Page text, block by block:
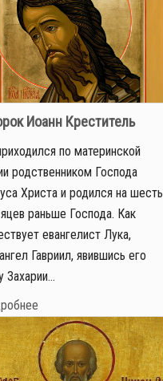
Иоанн Креститель
по материнской
родственником Господа
Христа и родился на шесть
раньше Господа. Как
евангелист Лука,
Гавриил, явившись его
Захарии...